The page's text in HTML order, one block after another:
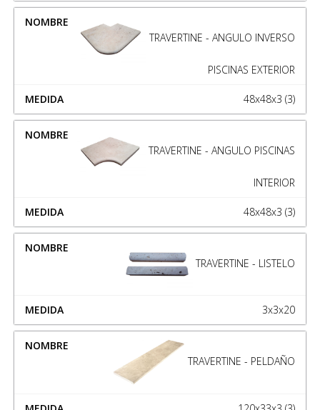
TRAVERTINE - ANGULO INVERSO
PISCINAS EXTERIOR
48x48x3 (3)
TRAVERTINE - ANGULO PISCINAS
INTERIOR
48x48x3 (3)
TRAVERTINE - LISTELO
3x3x20
TRAVERTINE - PELDAÑO